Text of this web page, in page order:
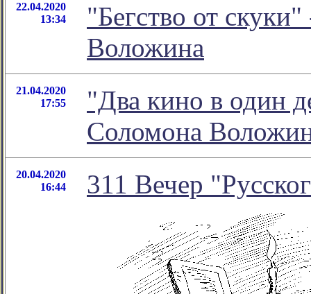
22.04.2020
13:34
"Бегство от
Воложина
21.04.2020
17:55
"Два кино в один
Соломона
20.04.2020
16:44
311 Вечер